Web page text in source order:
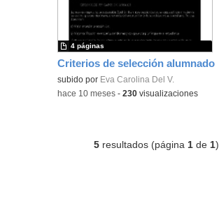
Criterios de selección alumnado
Contenido educativo.
subido por Eva Carolina Del V.
4 páginas
-hace 10 meses -230 visualizaciones
5 resultados (página 1 de 1)